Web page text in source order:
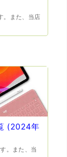
た方の宝石
いろいろ教え
激いたしま
の購入)慣れて
。また、当店
(2024年
。また、当